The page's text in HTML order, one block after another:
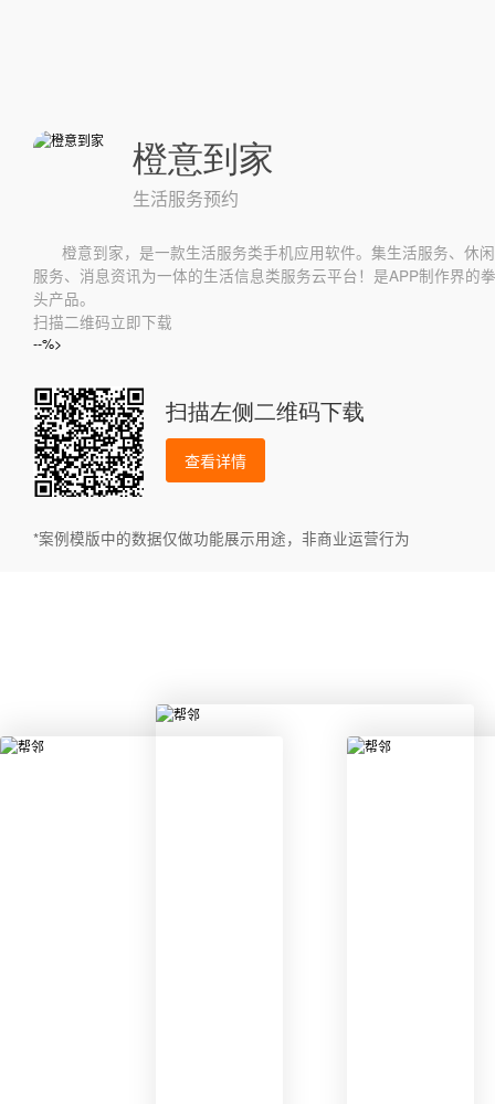
橙意到家
生活服务预约
橙意到家，是一款生活服务类手机应用软件。集生活服务、休闲
服务、消息资讯为一体的生活信息类服务云平台！是APP制作界的拳
头产品。
扫描二维码立即下载
--%>
扫描左侧二维码下载
查看详情
*案例模版中的数据仅做功能展示用途，非商业运营行为